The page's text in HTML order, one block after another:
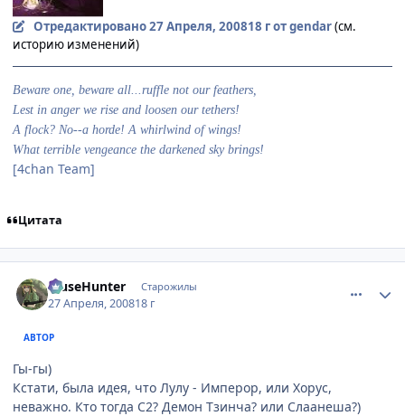
Отредактировано27 Апреля, 200818 гот gendar(см.
историю изменений)
Beware one, beware all...ruffle not our feathers,
Lest in anger we rise and loosen our tethers!
A flock? No--a horde! A whirlwind of wings!
What terrible vengeance the darkened sky brings!
[4chan Team]
Цитата
MuseHunter Старожилы
27 Апреля, 200818 г
АВТОР
Гы-гы)
Кстати, была идея, что Лулу - Имперор, или Хорус,
неважно. Кто тогда С2? Демон Тзинча? или Слаанеша?)